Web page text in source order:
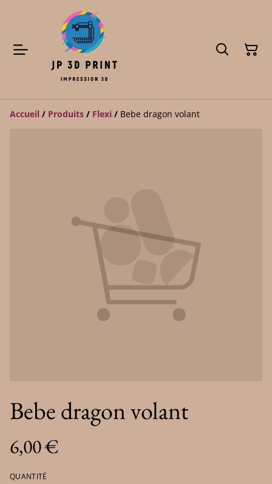
Accueil / Produits / Flexi / Bebe dragon volant
Bebe dragon volant
6,00 €
QUANTITÉ